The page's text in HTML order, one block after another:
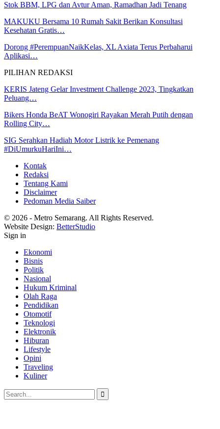
Stok BBM, LPG dan Avtur Aman, Ramadhan Jadi Tenang
MAKUKU Bersama 10 Rumah Sakit Berikan Konsultasi
Kesehatan Gratis…
Dorong #PerempuanNaikKelas, XL Axiata Terus Perbaharui
Aplikasi…
PILIHAN REDAKSI
KERIS Jateng Gelar Investment Challenge 2023, Tingkatkan
Peluang…
Bikers Honda BeAT Wonogiri Rayakan Merah Putih dengan
Rolling City…
SIG Serahkan Hadiah Motor Listrik ke Pemenang
#DiUmurkuHariIni…
Kontak
Redaksi
Tentang Kami
Disclaimer
Pedoman Media Saiber
© 2026 - Metro Semarang. All Rights Reserved.
Website Design: BetterStudio
Sign in
Ekonomi
Bisnis
Politik
Nasional
Hukum Kriminal
Olah Raga
Pendidikan
Otomotif
Teknologi
Elektronik
Hiburan
Lifestyle
Opini
Traveling
Kuliner